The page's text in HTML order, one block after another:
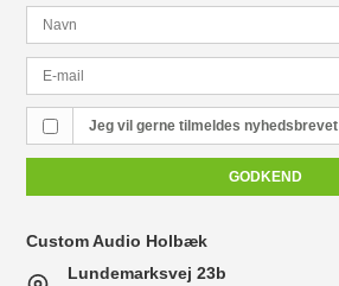
Jeg vil gerne tilmeldes nyhedsbrevet
GODKEND
Custom Audio Holbæk
Lundemarksvej 23b